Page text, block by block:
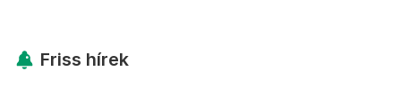
Friss hírek